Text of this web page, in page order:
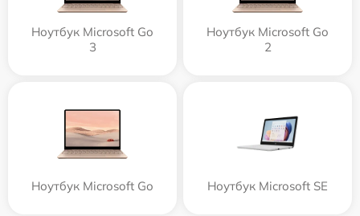
Ноутбук Microsoft Go
3
Ноутбук Microsoft Go
2
Ноутбук Microsoft Go Ноутбук Microsoft SE